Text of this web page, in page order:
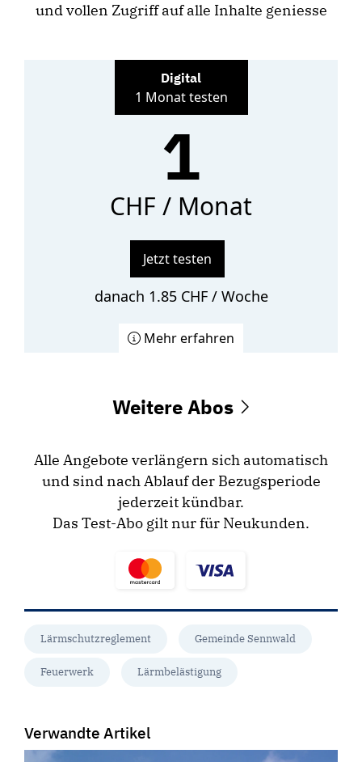
und vollen Zugriff auf alle Inhalte geniesse
Digital
1 Monat testen
1
CHF / Monat
Jetzt testen
danach 1.85 CHF / Woche
Mehr erfahren
Weitere Abos
Alle Angebote verlängern sich automatisch
und sind nach Ablauf der Bezugsperiode
jederzeit kündbar.
Das Test-Abo gilt nur für Neukunden.
Lärmschutzreglement Gemeinde Sennwald
Feuerwerk Lärmbelästigung
Verwandte Artikel